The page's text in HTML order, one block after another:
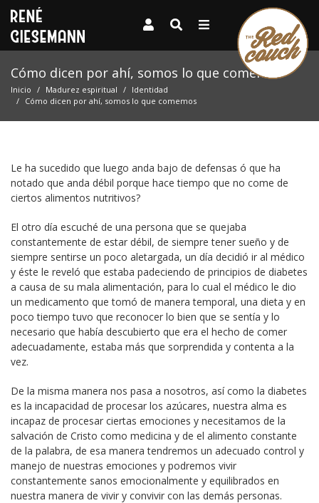
Cómo dicen por ahí, somos lo que comemos
Inicio Madurez espiritual
Identidad
Cómo dicen por ahí, somos lo que comemos
Le ha sucedido que luego anda bajo de defensas ó que ha
notado que anda débil porque hace tiempo que no come de
ciertos alimentos nutritivos?
El otro día escuché de una persona que se quejaba
constantemente de estar débil, de siempre tener sueño y de
siempre sentirse un poco aletargada, un día decidió ir al médico
y éste le reveló que estaba padeciendo de principios de diabetes
a causa de su mala alimentación, para lo cual el médico le dio
un medicamento que tomó de manera temporal, una dieta y en
poco tiempo tuvo que reconocer lo bien que se sentía y lo
necesario que había descubierto que era el hecho de comer
adecuadamente, estaba más que sorprendida y contenta a la
vez.
De la misma manera nos pasa a nosotros, así como la diabetes
es la incapacidad de procesar los azúcares, nuestra alma es
incapaz de procesar ciertas emociones y necesitamos de la
salvación de Cristo como medicina y de el alimento constante
de la palabra, de esa manera tendremos un adecuado control y
manejo de nuestras emociones y podremos vivir
constantemente sanos emocionalmente y equilibrados en
nuestra manera de vivir y convivir con las demás personas.